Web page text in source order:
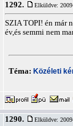
1292. Elküldve:
SZIA TOPI! én már
év,és semmi nem
Téma: Közéleti
1290. Elküldve: